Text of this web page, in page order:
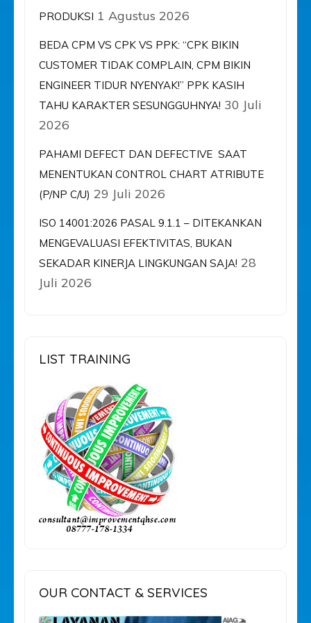
PRODUKSI 1 Agustus 2026
BEDA CPM VS CPK VS PPK: “CPK BIKIN
CUSTOMER TIDAK COMPLAIN, CPM BIKIN
ENGINEER TIDUR NYENYAK!” PPK KASIH
TAHU KARAKTER SESUNGGUHNYA! 30 Juli
2026
PAHAMI DEFECT DAN DEFECTIVE SAAT
MENENTUKAN CONTROL CHART ATRIBUTE
(P/NP C/U) 29 Juli 2026
ISO 14001:2026 PASAL 9.1.1 – DITEKANKAN
MENGEVALUASI EFEKTIVITAS, BUKAN
SEKADAR KINERJA LINGKUNGAN SAJA! 28
Juli 2026
LIST TRAINING
OUR CONTACT & SERVICES